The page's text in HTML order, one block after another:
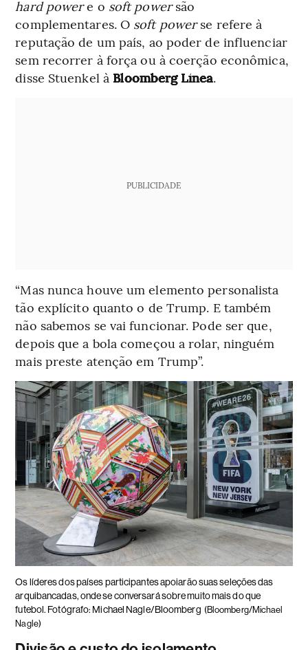
hard powere o soft powersão
complementares. O soft powerse refere à
reputação de um país, ao poder de influenciar
sem recorrer à força ou à coerção econômica,
disse Stuenkel à Bloomberg Línea.
PUBLICIDADE
“Mas nunca houve um elemento personalista
tão explícito quanto o de Trump. E também
não sabemos se vai funcionar. Pode ser que,
depois que a bola começou a rolar, ninguém
mais preste atenção em Trump”.
Os líderes dos países participantes apoiarão suas seleções das
arquibancadas, onde se conversará sobre muito mais do que
futebol. Fotógrafo: Michael Nagle/Bloomberg (Bloomberg/Michael
Nagle)